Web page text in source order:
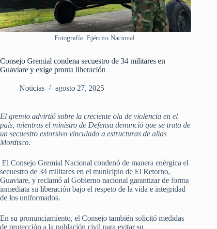
Fotografía: Ejército Nacional.
Consejo Gremial condena secuestro de 34 militares en
Guaviare y exige pronta liberación
Noticias agosto 27, 2025
El gremio advirtió sobre la creciente ola de violencia en el
país, mientras el ministro de Defensa denunció que se trata de
un secuestro extorsivo vinculado a estructuras de alias
Mordisco.
El Consejo Gremial Nacional condenó de manera enérgica el
secuestro de 34 militares en el municipio de El Retorno,
Guaviare, y reclamó al Gobierno nacional garantizar de forma
inmediata su liberación bajo el respeto de la vida e integridad
de los uniformados.
En su pronunciamiento, el Consejo también solicitó medidas
de protección a la población civil para evitar su